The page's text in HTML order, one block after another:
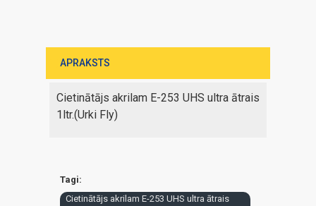
APRAKSTS
Cietinātājs akrilam E-253 UHS ultra ātrais
1ltr.(Urki Fly)
Tagi:
Cietinātājs akrilam E-253 UHS ultra ātrais